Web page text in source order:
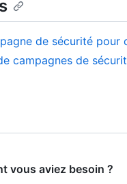
de sécurité
campagnes de
vous aviez besoin ?